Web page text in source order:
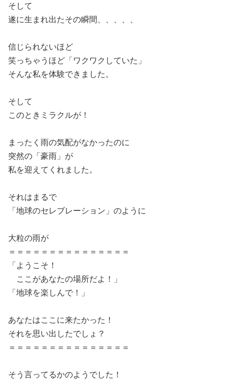
そして
遂に生まれ出たその瞬間、、、、、
信じられないほど
笑っちゃうほど「ワクワクしていた」
そんな私を体験できました。
そして
このときミラクルが！
まったく雨の気配がなかったのに
突然の「豪雨」が
私を迎えてくれました。
それはまるで
「地球のセレブレーション」のように
大粒の雨が
＝＝＝＝＝＝＝＝＝＝＝＝＝＝＝
「ようこそ！
ここがあなたの場所だよ！」
「地球を楽しんで！」
あなたはここに来たかった！
それを思い出したでしょ？
＝＝＝＝＝＝＝＝＝＝＝＝＝＝＝
そう言ってるかのようでした！